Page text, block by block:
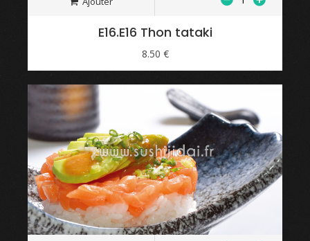
E16.E16 Thon tataki
8.50 €